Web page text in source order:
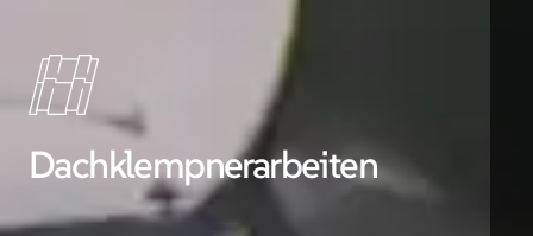
Dachklempnerarbeiten